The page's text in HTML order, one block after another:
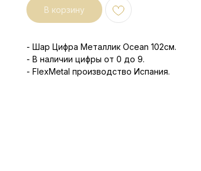
В корзину
- Шар Цифра Металлик Ocean 102см.
- В наличии цифры от 0 до 9.
- FlexMetal производство Испания.